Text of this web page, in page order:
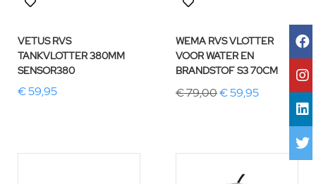
VETUS RVS
TANKVLOTTER 380MM
SENSOR380
€ 59,95
WEMA RVS VLOTTER
VOOR WATER EN
BRANDSTOF S3 70CM
€ 79,00€ 59,95